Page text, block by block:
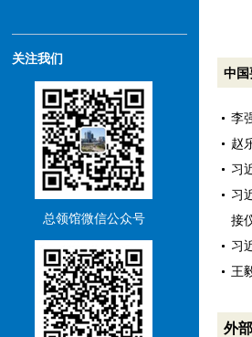
关注我们
总领馆微信公众号
中国
李
赵
习
习
接
习
王
外